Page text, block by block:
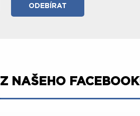
Z NAŠEHO